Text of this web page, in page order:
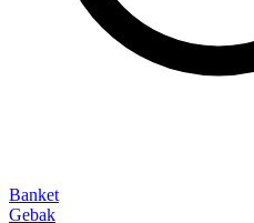
Banket
Gebak